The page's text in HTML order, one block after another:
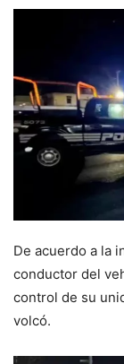
De acuerdo a la
conductor del
control de su
volcó.